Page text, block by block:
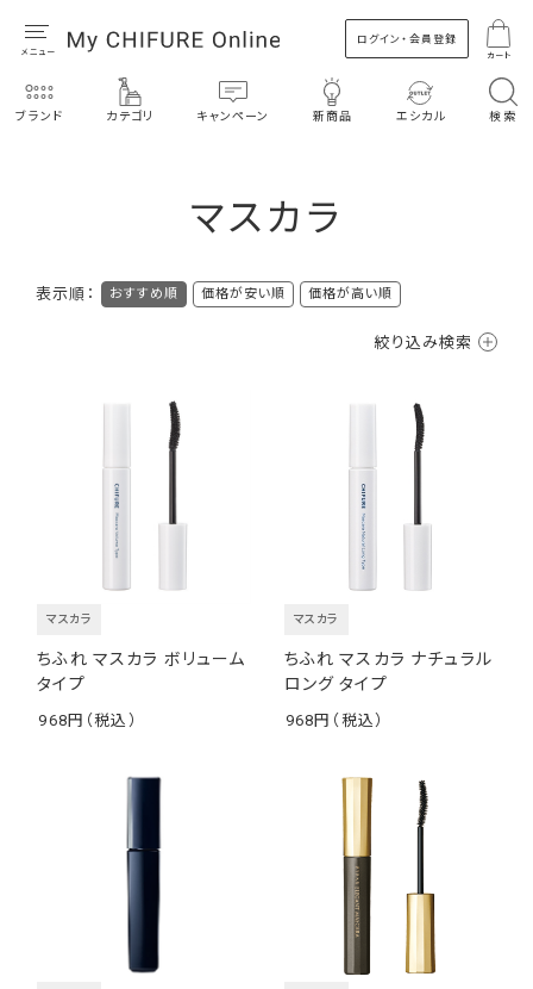
ログイン・会員登録
カート
ブランド カテゴリ キャンペーン 新商品 エシカル 検索
マスカラ
表示順： おすすめ順 価格が安い順 価格が高い順
絞り込み検索
ちふれ マスカラ ボリューム
タイプ
マスカラ
968
ちふれ マスカラ ナチュラル
ロング タイプ
マスカラ
968